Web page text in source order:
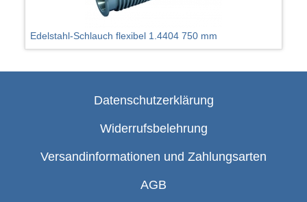
Edelstahl-Schlauch flexibel 1.4404 750 mm
Datenschutzerklärung
Widerrufsbelehrung
Versandinformationen und Zahlungsarten
AGB